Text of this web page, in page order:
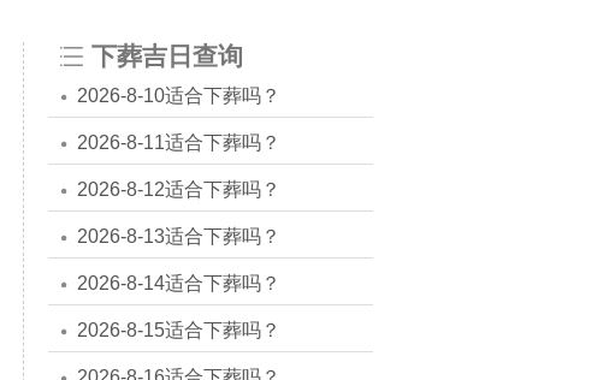
下葬吉日查询
2026-8-10适合下葬吗？
2026-8-11适合下葬吗？
2026-8-12适合下葬吗？
2026-8-13适合下葬吗？
2026-8-14适合下葬吗？
2026-8-15适合下葬吗？